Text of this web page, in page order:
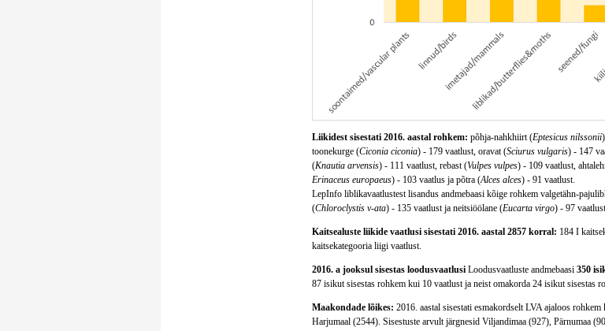
Liikidest sisestati 2016. aastal rohkem: põhja-nahkhiirt (Eptesicus nilssonii
toonekurge (Ciconia ciconia) - 179 vaatlust, oravat (Sciurus vulgaris) - 147
(Knautia arvensis) - 111 vaatlust, rebast (Vulpes vulpes) - 109 vaatlust,
Erinaceus europaeus) - 103 vaatlus ja põtra (Alces alces) - 91 vaatlust.
LepInfo liblikavaatlustest lisandus andmebaasi kõige rohkem valgetähn-
(Chloroclystis v-ata) - 135 vaatlust ja neitsiöölane (Eucarta virgo) - 97
Kaitsealuste liikide vaatlusi sisestati 2016. aastal 2857 korral: 184 I
kaitsekategooria liigi vaatlust.
2016. a jooksul sisestas loodusvaatlusiLoodusvaatluste andmebaasi 350
87 isikut sisestas rohkem kui 10 vaatlust ja neist omakorda 24 isikut sisestas
Maakondade lõikes: 2016. aastal sisestati esmakordselt LVA ajaloos
Harjumaal (2544). Sisestuste arvult järgnesid Viljandimaa (927), Pärnumaa